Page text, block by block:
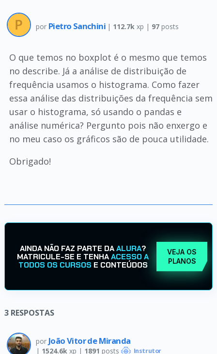
por Pietro Sanchini | 112.7k xp | 97 posts
O que temos no boxplot é o mesmo que temos
no describe. Já a análise de distribuição de
frequência usamos o histograma. Como fazer
essa análise das distribuições da frequência sem
usar o histograma, só usando o pandas e
análise numérica? Pergunto pois não enxergo e
no meu caso os gráficos são de pouca utilidade.
Obrigado!
AINDA NÃO FAZ PARTE DAALURA?
MATRICULE-SE E TENHAACESSO A
TODOS OS CURSOS E CONTEÚDOS
VEJA OS
PLANOS
3 RESPOSTAS
por João Vitor de Miranda
| 1524.6k xp | 1891 posts Instrutor